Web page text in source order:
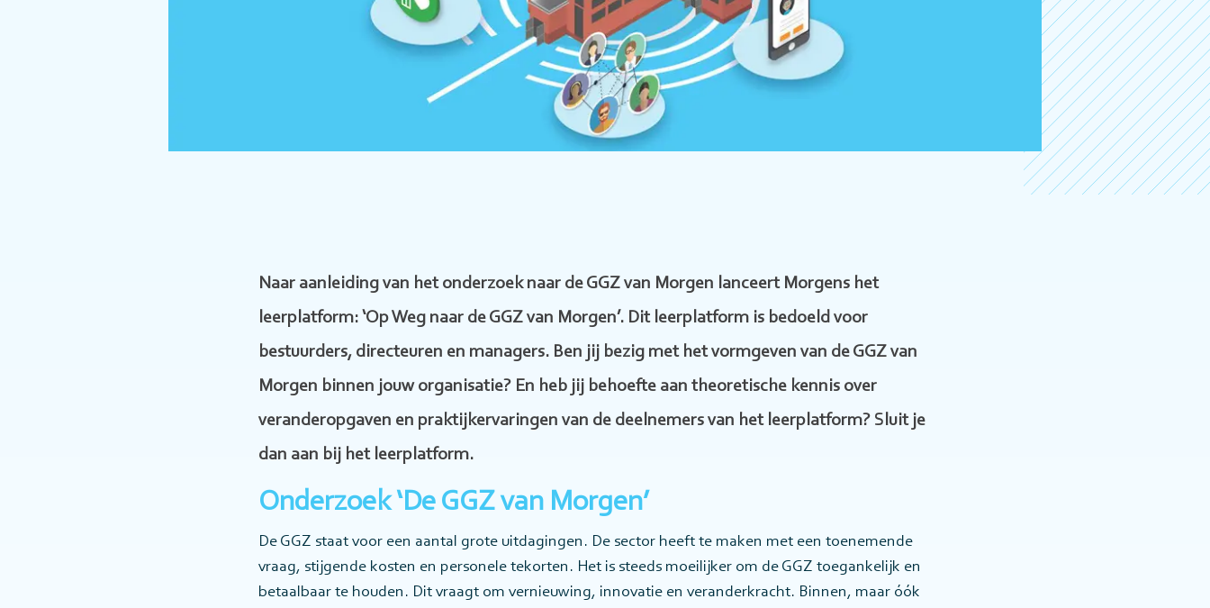
Naar aanleiding van het onderzoek naar de GGZ van Morgen lanceert Morgens het
leerplatform: ‘Op Weg naar de GGZ van Morgen’. Dit leerplatform is bedoeld voor
bestuurders, directeuren en managers. Ben jij bezig met het vormgeven van de GGZ van
Morgen binnen jouw organisatie? En heb jij behoefte aan theoretische kennis over
veranderopgaven en praktijkervaringen van de deelnemers van het leerplatform? Sluit je
dan aan bij het leerplatform.
Onderzoek ‘De GGZ van Morgen’
De GGZ staat voor een aantal grote uitdagingen. De sector heeft te maken met een toenemende
vraag, stijgende kosten en personele tekorten. Het is steeds moeilijker om de GGZ toegankelijk en
betaalbaar te houden. Dit vraagt om vernieuwing, innovatie en veranderkracht. Binnen, maar óók